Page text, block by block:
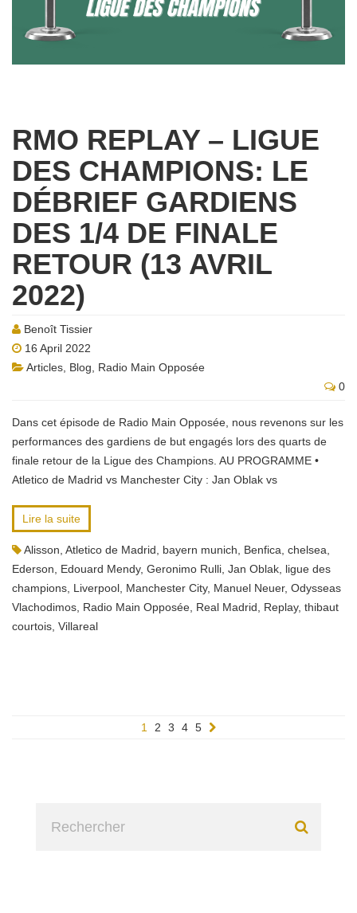
RMO REPLAY – LIGUE
DES CHAMPIONS: LE
DÉBRIEF GARDIENS
DES 1/4 DE FINALE
RETOUR (13 AVRIL
2022)
Benoît Tissier
16 April 2022
Articles Blog
Radio Main Opposée
0
Dans cet épisode de Radio Main Opposée, nous revenons sur les
performances des gardiens de but engagés lors des quarts de
finale retour de la Ligue des Champions. AU PROGRAMME •
Atletico de Madrid vs Manchester City : Jan Oblak vs
Lire la suite
Alisson Atletico de Madrid bayern munich Benfica chelsea
Ederson
Edouard Mendy, Geronimo Rulli Jan Oblak ligue des
champions Liverpool Manchester City, Manuel Neuer, Odysseas
Vlachodimos Radio Main Opposée Real Madrid Replay, thibaut
courtois Villareal
1 2 3 4 5